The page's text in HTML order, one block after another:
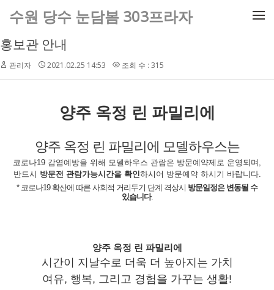
메뉴 건너뛰기
수원 당수 눈담봄 303프라자
홍보관 안내
관리자 2021.02.25 14:53 조회 수 : 315
양주 옥정 린 파밀리에
양주 옥정 린 파밀리에 모델하우스는
코로나19 감염예방을 위해 모델하우스 관람은 방문예약제로 운영 되며,
반드시 방문전 관람가능시간을 확인하시어 방문예약 하시기 바랍니다.
* 코로나19 확산에 따른 사회적 거리두기 단계 격상시 방문일정은 변동될 수
있습니다.
양주 옥정 린 파밀리에
시간이 지날수로 더욱 더 높아지는 가치
여유, 행복, 그리고 경험을 가꾸는 생활!